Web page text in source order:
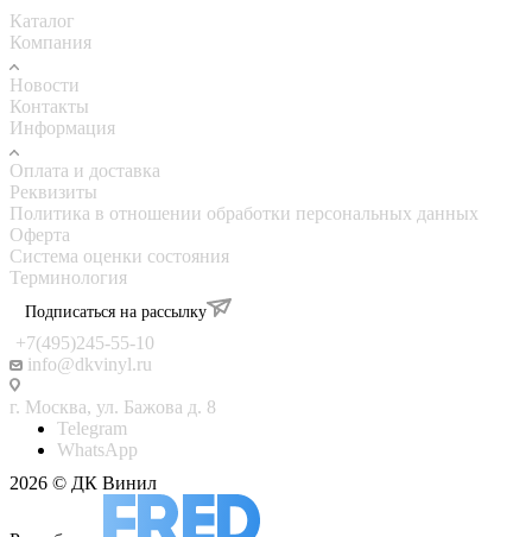
Каталог
Компания
Новости
Контакты
Информация
Оплата и доставка
Реквизиты
Политика в отношении обработки персональных данных
Оферта
Система оценки состояния
Терминология
Подписаться на рассылку
+7(495)245-55-10
info@dkvinyl.ru
г. Москва, ул. Бажова д. 8
Telegram
WhatsApp
2026 © ДК Винил